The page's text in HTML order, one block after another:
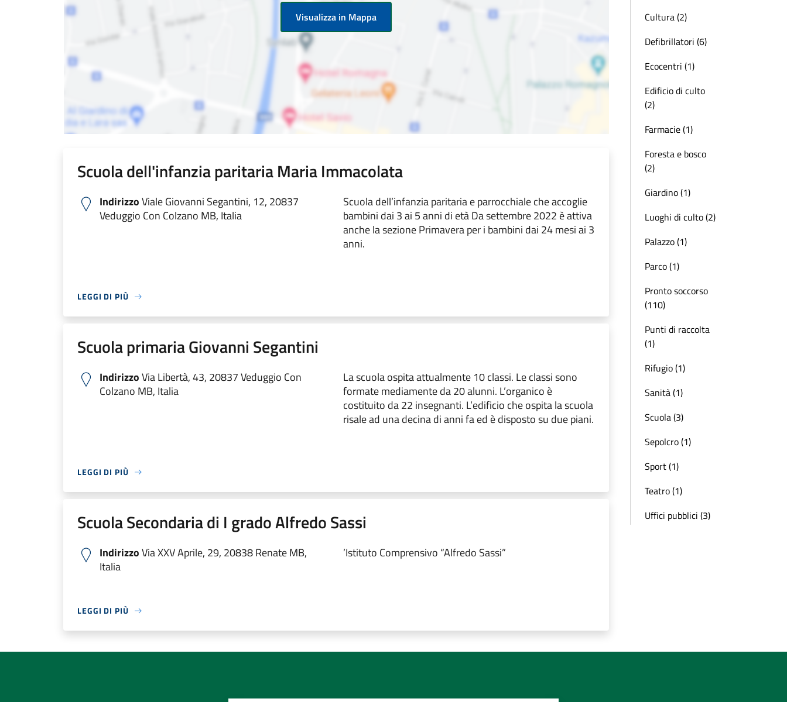
Visualizza in Mappa
Scuola dell'infanzia paritaria Maria Immacolata
IndirizzoViale Giovanni Segantini, 12, 20837
Veduggio Con Colzano MB, Italia
Scuola dell’infanzia paritaria e parrocchiale che accoglie
bambini dai 3 ai 5 anni di età Da settembre 2022 è attiva
anche la sezione Primavera per i bambini dai 24 mesi ai 3
anni.
LEGGI DI PIÙ
Scuola primaria Giovanni Segantini
IndirizzoVia Libertà, 43, 20837 Veduggio Con
Colzano MB, Italia
La scuola ospita attualmente 10 classi. Le classi sono
formate mediamente da 20 alunni. L’organico è
costituito da 22 insegnanti. L’edificio che ospita la scuola
risale ad una decina di anni fa ed è disposto su due piani.
LEGGI DI PIÙ
Scuola Secondaria di I grado Alfredo Sassi
IndirizzoVia XXV Aprile, 29, 20838 Renate MB,
Italia
’Istituto Comprensivo “Alfredo Sassi”
LEGGI DI PIÙ
Cultura (2)
Defibrillatori (6)
Ecocentri (1)
Edificio di culto
(2)
Farmacie (1)
Foresta e bosco
(2)
Giardino (1)
Luoghi di culto (2)
Palazzo (1)
Parco (1)
Pronto soccorso
(110)
Punti di raccolta
(1)
Rifugio (1)
Sanità (1)
Scuola (3)
Sepolcro (1)
Sport (1)
Teatro (1)
Uffici pubblici (3)